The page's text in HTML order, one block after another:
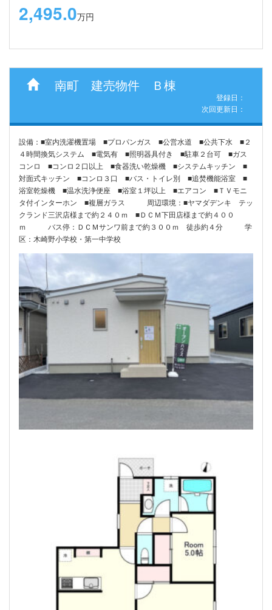
2,495.0万円
南町 建売物件 Ｂ棟
登録日：
次回更新日：
設備：■室内洗濯機置場 ■プロパンガス ■公営水道 ■公共下水 ■２
４時間換気システム ■電気有 ■照明器具付き ■駐車２台可 ■ガス
コンロ ■コンロ２口以上 ■食器洗い乾燥機 ■システムキッチン ■
対面式キッチン ■コンロ３口 ■バス・トイレ別 ■追焚機能浴室 ■
浴室乾燥機 ■温水洗浄便座 ■浴室１坪以上 ■エアコン ■ＴＶモニ
タ付インターホン ■複層ガラス 周辺環境：■ヤマダデンキ テッ
クランド三沢店様まで約２４０ｍ ■ＤＣＭ下田店様まで約４００
ｍ バス停：ＤＣＭサンワ前まで約３００ｍ 徒歩約４分 学
区：木崎野小学校・第一中学校